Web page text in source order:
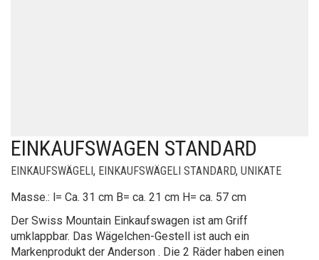
EINKAUFSWAGEN STANDARD
EINKAUFSWÄGELI, EINKAUFSWÄGELI STANDARD, UNIKATE
Masse.: l= Ca. 31 cm B= ca. 21 cm H= ca. 57 cm
Der Swiss Mountain Einkaufswagen ist am Griff
umklappbar. Das Wägelchen-Gestell ist auch ein
Markenprodukt der Anderson . Die 2 Räder haben einen